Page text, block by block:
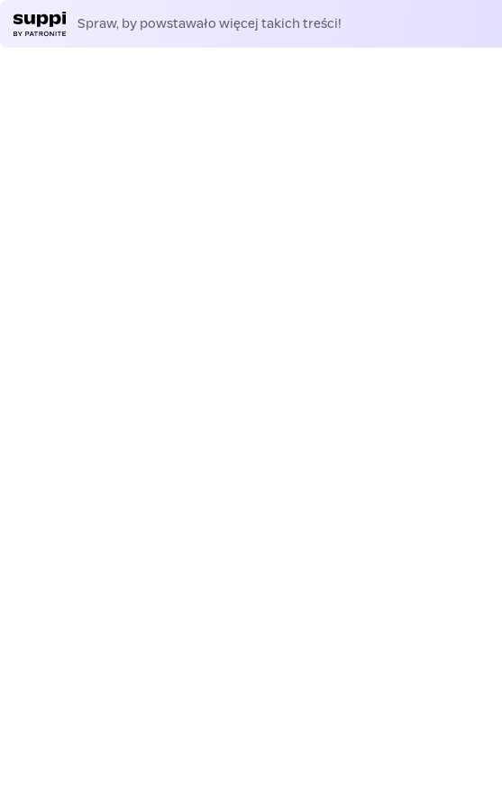
Spraw, by powstawało więcej takich treści!